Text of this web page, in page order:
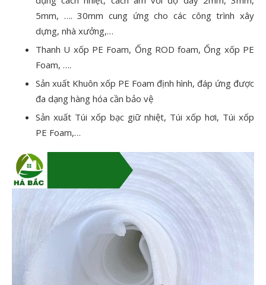
5mm, …. 30mm cung ứng cho các công trình xây
dựng, nhà xưởng,…
Thanh U xốp PE Foam, Ống ROD foam, Ống xốp PE
Foam, ….
Sản xuất Khuôn xốp PE Foam định hình, đáp ứng được
đa dạng hàng hóa cần bảo vệ
Sản xuất Túi xốp bạc giữ nhiệt, Túi xốp hơi, Túi xốp
PE Foam,…